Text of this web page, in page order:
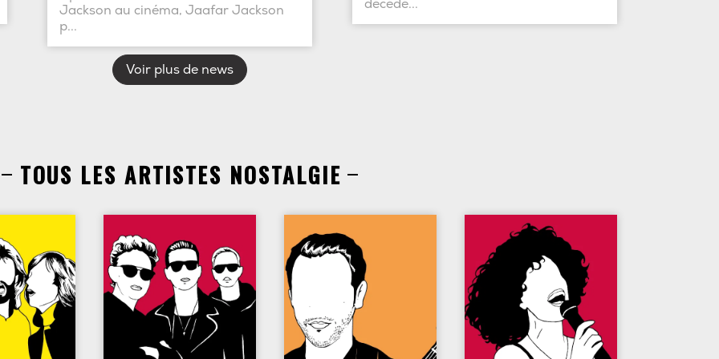
Jackson au cinéma, Jaafar Jackson
p...
décédé...
Voir plus de news
TOUS LES ARTISTES NOSTALGIE